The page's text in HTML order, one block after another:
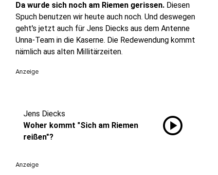
Da wurde sich noch am Riemen gerissen. Diesen
Spuch benutzen wir heute auch noch. Und deswegen
geht's jetzt auch für Jens Diecks aus dem Antenne
Unna-Team in die Kaserne. Die Redewendung kommt
nämlich aus alten Millitärzeiten.
Anzeige
Jens Diecks
Woher kommt "Sich am Riemen
reißen"?
play_circle
Anzeige